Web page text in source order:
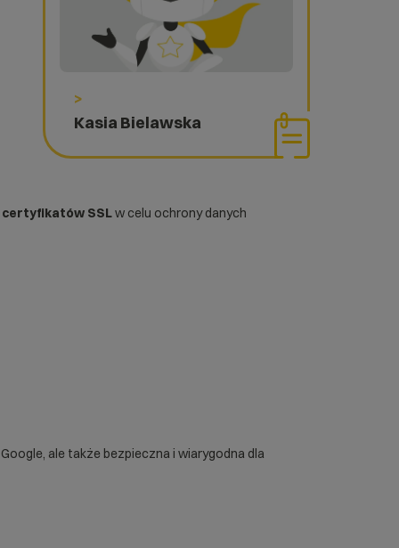
>
Kasia Bielawska
certyfikatów SSLw celu ochrony danych
ale także bezpieczna i wiarygodna dla